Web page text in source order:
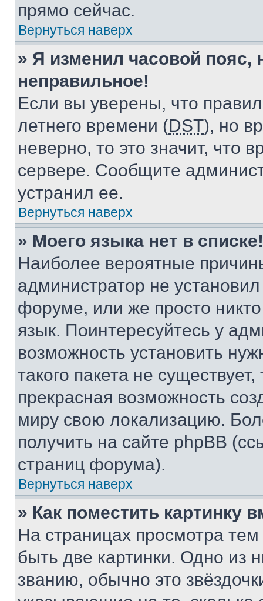
прямо сейчас.
Вернуться наверх
» Я изменил часовой пояс,
неправильное!
Если вы уверены, что
летнего времени (DST), но
неверно, то это значит, что
сервере. Сообщите
устранил ее.
Вернуться наверх
» Моего языка нет в списке!
Наиболее вероятные
администратор не
форуме, или же просто
язык. Поинтересуйтесь у
возможность установить
такого пакета не
прекрасная возможность
миру свою локализацию.
получить на сайте phpBB
страниц форума).
Вернуться наверх
» Как поместить картинку
На страницах просмотра
быть две картинки. Одно из
званию, обычно это